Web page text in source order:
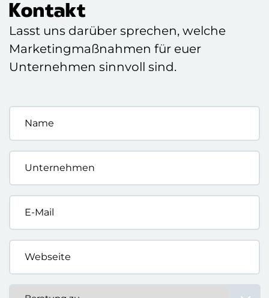
Kontakt
Lasst uns darüber sprechen, welche
Marketingmaßnahmen für euer
Unternehmen sinnvoll sind.
Name
Unternehmen
E-
Mail
*
Webseite